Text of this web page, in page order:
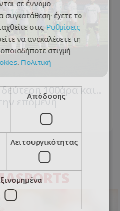
100άρα και...
επόμενη
σε έννομο
συγκατάθεση· έχετε το
στις Ρυθμίσεις
να ανακαλέσετε τη
στιγμή
. Πολιτική
Απόδοσης
Λειτουργικότητας